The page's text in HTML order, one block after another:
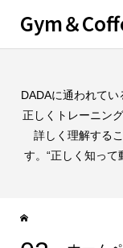
Gym＆
DADAに通われてい
正しくトレーニン
詳しく理解する
す。“正しく知って